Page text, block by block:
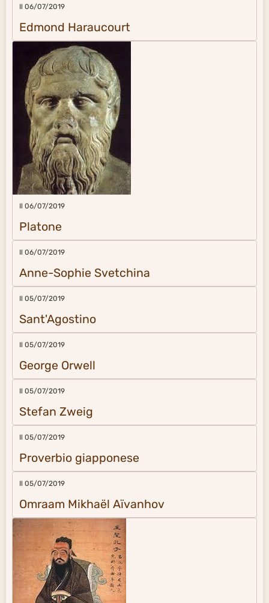
Il 06/07/2019
Edmond Haraucourt
Il 06/07/2019
Platone
Il 06/07/2019
Anne-Sophie Svetchina
Il 05/07/2019
Sant'Agostino
Il 05/07/2019
George Orwell
Il 05/07/2019
Stefan Zweig
Il 05/07/2019
Proverbio giapponese
Il 05/07/2019
Omraam Mikhaël Aïvanhov